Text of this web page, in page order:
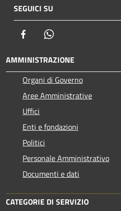
SEGUICI SU
Facebook
AMMINISTRAZIONE
Organi di Governo
Aree Amministrative
Uffici
Enti e fondazioni
Politici
Personale Amministrativo
Documenti e dati
CATEGORIE DI SERVIZIO